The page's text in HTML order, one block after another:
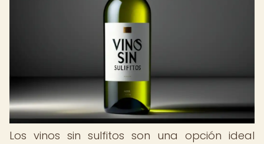
Los vinos sin sulfitos son una opción ideal